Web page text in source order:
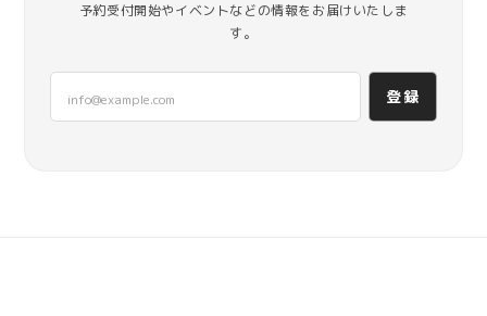
予約受付開始やイベントなどの情報をお届けいたしま
す。
登録